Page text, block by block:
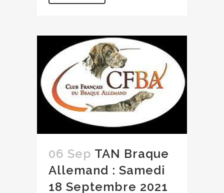
06 Sep TAN Braque
Allemand : Samedi
18 Septembre 2021